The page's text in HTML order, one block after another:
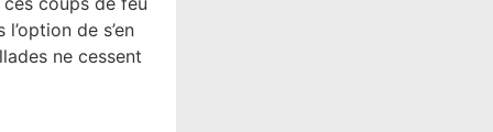
de s’en
ne cessent